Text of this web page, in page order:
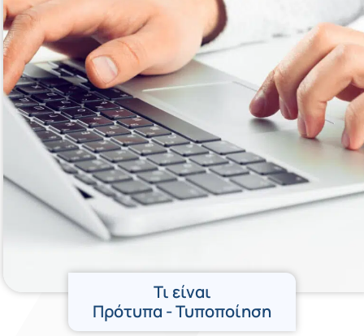
Τι είναι
Πρότυπα - Τυποποίηση